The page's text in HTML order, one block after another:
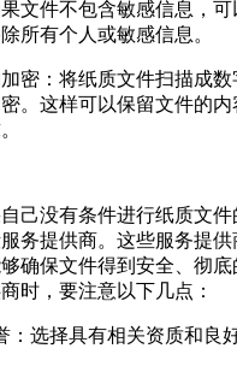
文件不包含敏感信息，
所有个人或敏感信息。
密：将纸质文件扫描成
。这样可以保留文件的
己没有条件进行纸质文
务提供商。这些服务提
确保文件得到安全、彻
时，要注意以下几点：
：选择具有相关资质和良